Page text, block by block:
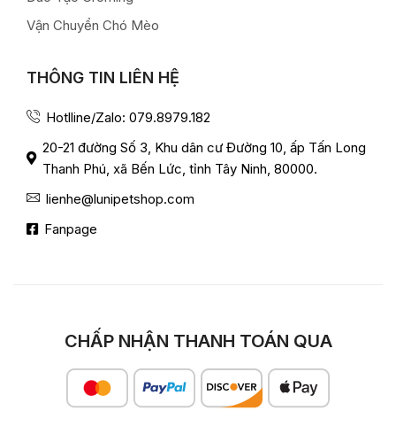
Vận Chuyển Chó Mèo
THÔNG TIN LIÊN HỆ
Hotlline/Zalo: 079.8979.182
20-21 đường Số 3, Khu dân cư Đường 10, ấp Tấn Long
Thanh Phú, xã Bến Lức, tỉnh Tây Ninh, 80000.
lienhe@lunipetshop.com
Fanpage
CHẤP NHẬN THANH TOÁN QUA